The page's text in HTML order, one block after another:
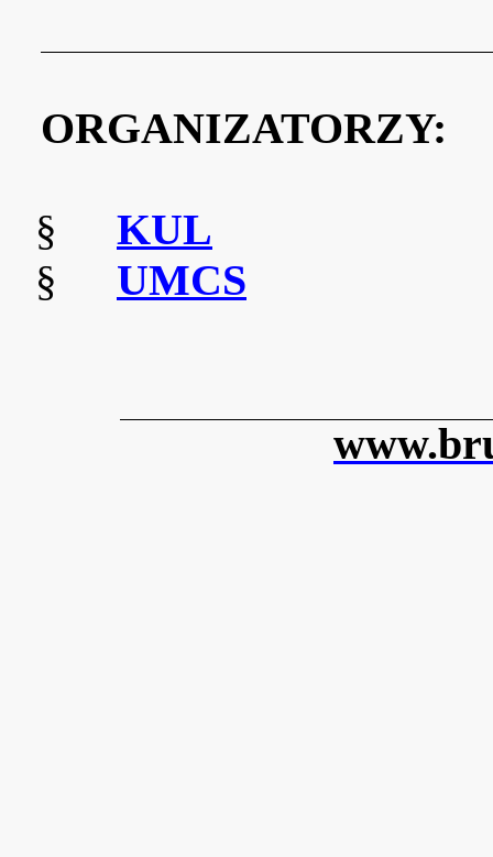
ORGANIZATORZY:
§ KUL
§ UMCS